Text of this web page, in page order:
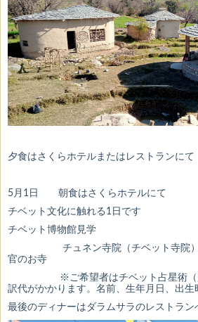
夕食はさくらホテルまたはレストランにて
5月1日 朝食はさくらホテルにて
チベット文化に触れる1日です
チベット博物館見学
チュネン寺院（チベット寺院）歴
官のお寺
※ご希望者はチベット占星術（別
訳代がかかります。名前、生年月日、出生
最後のディナーはダラムサラのレストラン